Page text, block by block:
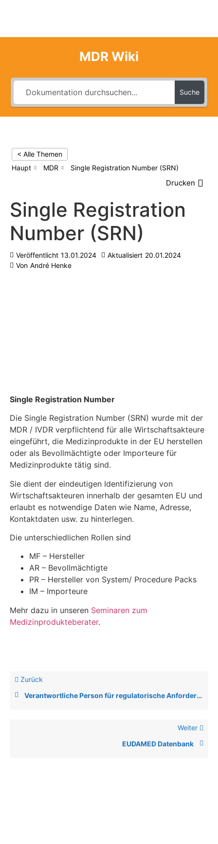
MDR Wiki
Suche
< Alle Themen
Haupt
MDR Single Registration Number (SRN)
Drucken
Single Registration
Number (SRN)
Veröffentlicht 13.01.2024 Aktualisiert 20.01.2024
Von André Henke
Single Registration Number
Die Single Registration Number (SRN) wurde mit der
MDR / IVDR verpflichtend für alle Wirtschaftsakteure
eingeführt, die Medizinprodukte in der EU herstellen
oder als Bevollmächtigte oder Importeure für
Medizinprodukte tätig sind.
Sie dient der eindeutigen Identifizierung von
Wirtschaftsakteuren innerhalb der gesamten EU und
erlaubt es notwendige Daten wie Name, Adresse,
Kontaktdaten usw. zu hinterlegen.
Die unterschiedlichen Rollen sind
MF – Hersteller
AR – Bevollmächtigte
PR – Hersteller von System/ Procedure Packs
IM – Importeure
Mehr dazu in unseren Seminaren zum
Medizinprodukteberater.
Zurück
Verantwortliche Person für regulatorische Anforderungen (Artikel 15 MDR)
Weiter
EUDAMED Datenbank